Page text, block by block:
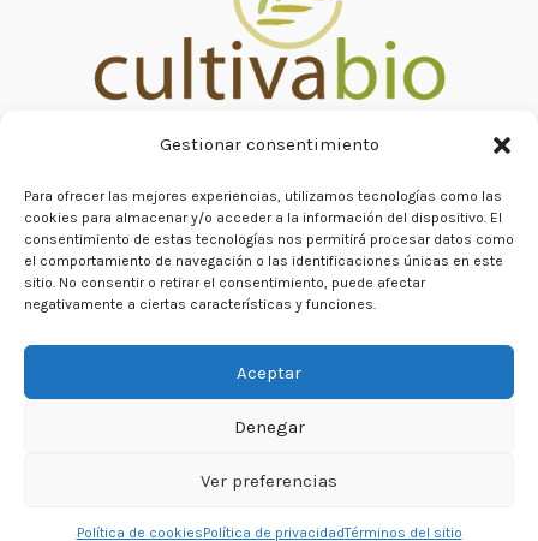
Gestionar consentimiento
Para ofrecer las mejores experiencias, utilizamos tecnologías como las
cookies para almacenar y/o acceder a la información del dispositivo. El
consentimiento de estas tecnologías nos permitirá procesar datos como
el comportamiento de navegación o las identificaciones únicas en este
sitio. No consentir o retirar el consentimiento, puede afectar
negativamente a ciertas características y funciones.
Aceptar
Denegar
Ver preferencias
Política de cookiesPolítica de privacidadTérminos del sitio
Copyright © 2026
Términos del sitio
Política de cookies (UE)